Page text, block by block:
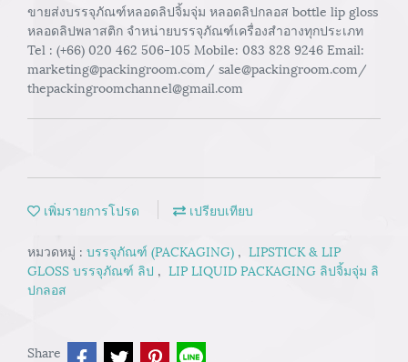
ขายส่งบรรจุภัณฑ์หลอดลิปจิ้มจุ่ม หลอดลิปกลอส bottle lip gloss
หลอดลิปพลาสติก จำหน่ายบรรจุภัณฑ์เครื่องสำอางทุกประเภท
Tel : (+66) 020 462 506-105 Mobile: 083 828 9246 Email:
marketing@packingroom.com/ sale@packingroom.com/
thepackingroomchannel@gmail.com
เพิ่มรายการโปรด เปรียบเทียบ
หมวดหมู่ : บรรจุภัณฑ์ (PACKAGING) , LIPSTICK & LIP
GLOSS บรรจุภัณฑ์ ลิป , LIP LIQUID PACKAGING ลิปจิ้มจุ่ม ลิ
ปกลอส
Share